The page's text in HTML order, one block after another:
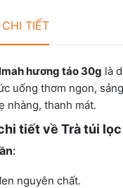
TIẾT
hương táo 30g là
uống thơm ngon,
nhàng, thanh mát.
tiết về Trà túi
:
nguyên chất.